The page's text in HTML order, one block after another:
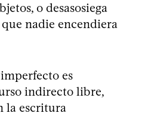
o desasosiega
nadie encendiera
es
indirecto libre,
la escritura